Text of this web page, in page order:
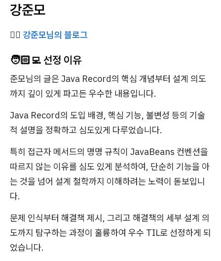
강준모
✍🏻 강준모님의 블로그
🧑🏻‍💻 선정 이유
준모님의 글은 Java Record의 핵심 개념부터 설계 의도
까지 깊이 있게 파고든 우수한 내용입니다.
Java Record의 도입 배경, 핵심 기능, 불변성 등의 기술
적 설명을 정확하고 심도있게 다루었습니다.
특히 접근자 메서드의 명명 규칙이 JavaBeans 컨벤션을
따르지 않는 이유를 심도 있게 분석하여, 단순히 기능을 아
는 것을 넘어 설계 철학까지 이해하려는 노력이 돋보입니
다.
문제 인식부터 해결책 제시, 그리고 해결책의 세부 설계 의
도까지 탐구하는 과정이 훌륭하여 우수 TIL로 선정하게 되
었습니다.